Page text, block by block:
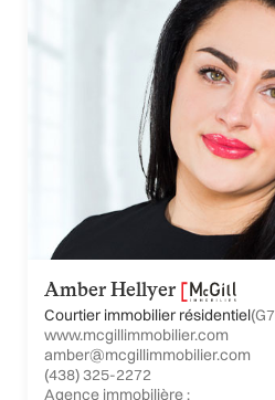
Amber Hellyer
Courtier immobilier résidentiel
www.mcgillimmobilier.com
amber@mcgillimmobilier.com
(438) 325-2272
Agence immobilière :